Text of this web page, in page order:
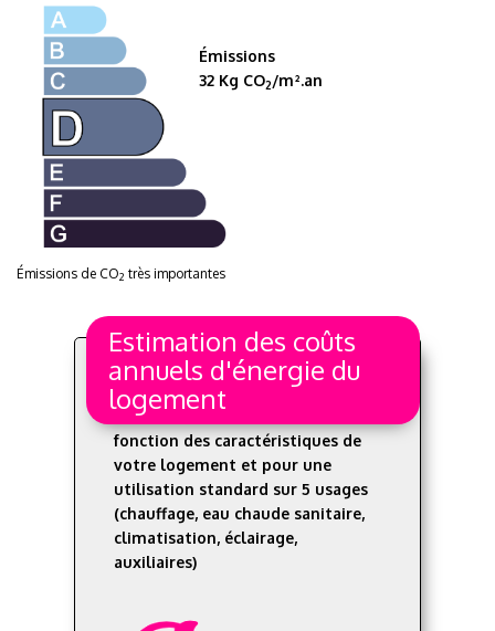
Émissions de CO2 très importantes
Émissions
32 Kg CO2/m².an
Estimation des coûts
annuels d'énergie du
logement
Les coûts sont estimés en
fonction des caractéristiques de
votre logement et pour une
utilisation standard sur 5 usages
(chauffage, eau chaude sanitaire,
climatisation, éclairage,
auxiliaires)